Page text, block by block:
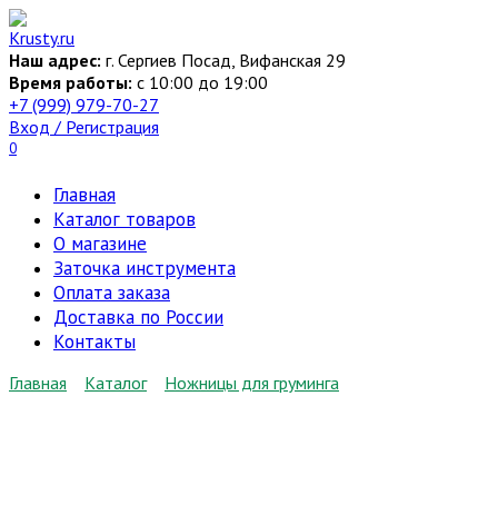
Перейти
к
содержанию
Наш адрес: г. Сергиев Посад, Вифанская 29
Время работы: c 10:00 до 19:00
+7 (999) 979-70-27
Вход / Регистрация
0
Главная
Каталог товаров
О магазине
Заточка инструмента
Оплата заказа
Доставка по России
Контакты
Главная Каталог Ножницы для груминга